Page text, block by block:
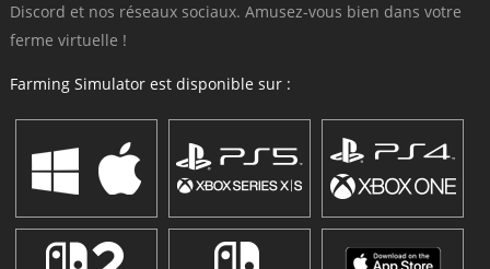
Discord et nos réseaux sociaux. Amusez-vous bien dans votre
ferme virtuelle !
Farming Simulator est disponible sur :